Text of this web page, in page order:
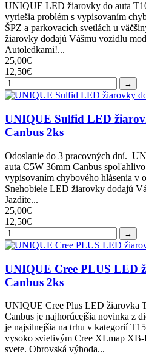
UNIQUE LED žiarovky do auta
vyriešia problém s vypisovaním
ŠPZ a parkovacích svetlách u
žiarovky dodajú Vášmu vozidlu
Autoledkami!...
25,00€
12,50€
→
UNIQUE Sulfid LED
Canbus 2ks
Odoslanie do 3 pracovných dní.
auta C5W 36mm Canbus
vypisovaním chybového hlásenia v
Snehobiele LED žiarovky dodajú
Jazdite...
25,00€
12,50€
→
UNIQUE Cree PLUS LED
Canbus 2ks
UNIQUE Cree Plus LED žiarovka
Canbus je najhorúcejšia novinka z
je najsilnejšia na trhu v kategorií
vysoko svietivým Cree XLmap
svete. Obrovská výhoda...